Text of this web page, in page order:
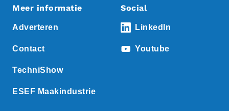
Meer informatie
Adverteren
Contact
TechniShow
ESEF Maakindustrie
Social
LinkedIn
Youtube